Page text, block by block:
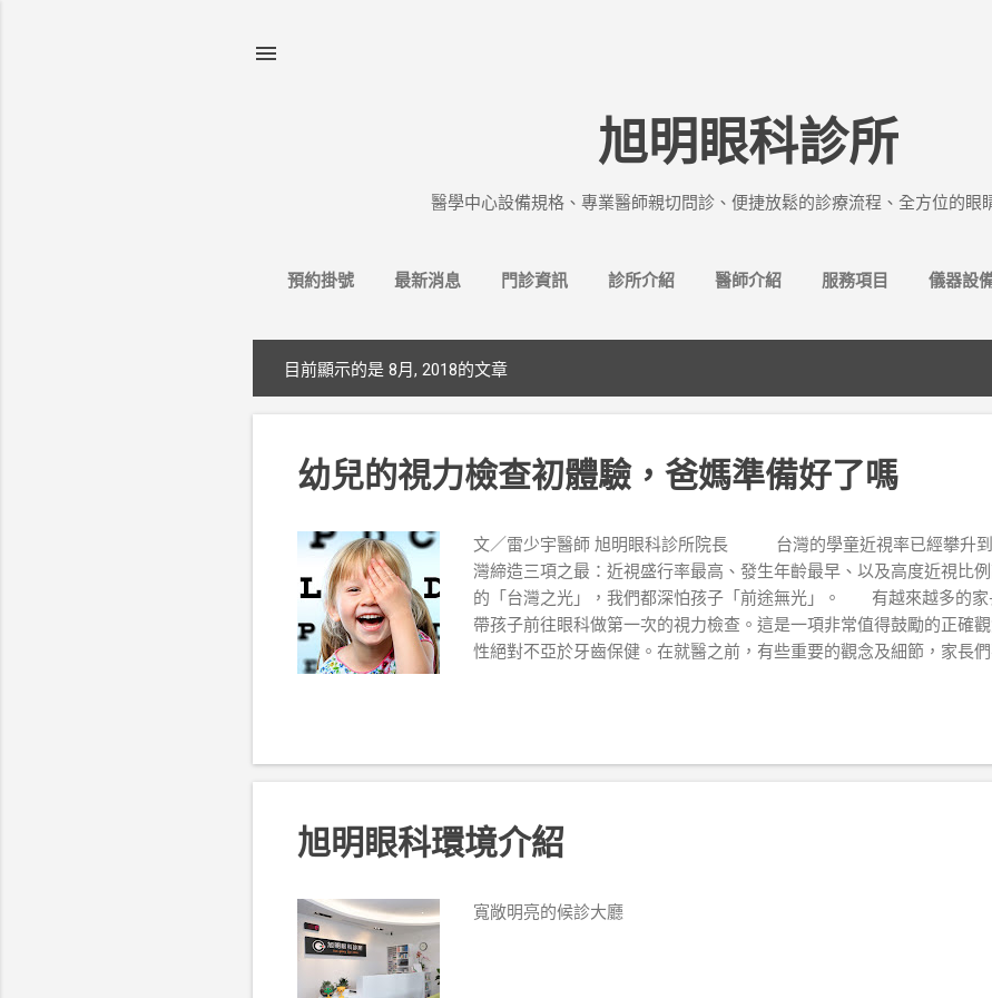
旭明眼科診所
醫學中心設備規格、專業醫師親切問診、便捷放鬆的診療流程、全方位的眼
預約掛號 最新消息 門診資訊 診所介紹 醫師介紹 服務項目 儀器設
表
目前顯示的是 8月, 2018的文章
幼兒的視力檢查初體驗，爸媽準備好了嗎
文／雷少宇醫師 旭明眼科診所院長 台灣的學童近視率已經攀升到
灣締造三項之最：近視盛行率最高、發生年齡最早、以及高度近視比
的「台灣之光」，我們都深怕孩子「前途無光」。 有越來越多的家
帶孩子前往眼科做第一次的視力檢查。這是一項非常值得鼓勵的正確
性絕對不亞於牙齒保健。在就醫之前，有些重要的觀念及細節，家長們
旭明眼科環境介紹
寬敞明亮的候診大廳